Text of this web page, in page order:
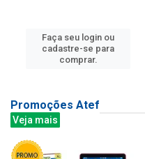
Faça seu login ou
cadastre-se para
comprar.
Promoções Atef
Veja mais